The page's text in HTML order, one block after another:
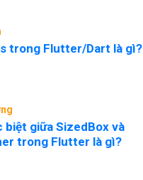
trong Flutter/Dart là gì?
biệt giữa SizedBox và
trong Flutter là gì?